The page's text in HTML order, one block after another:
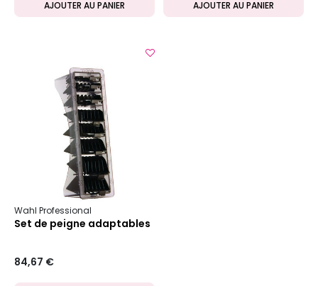
AJOUTER AU PANIER AJOUTER AU PANIER
Wahl Professional
Set de peigne adaptables
84,67 €